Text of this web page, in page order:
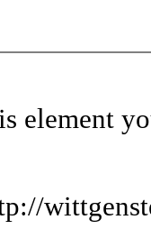
element